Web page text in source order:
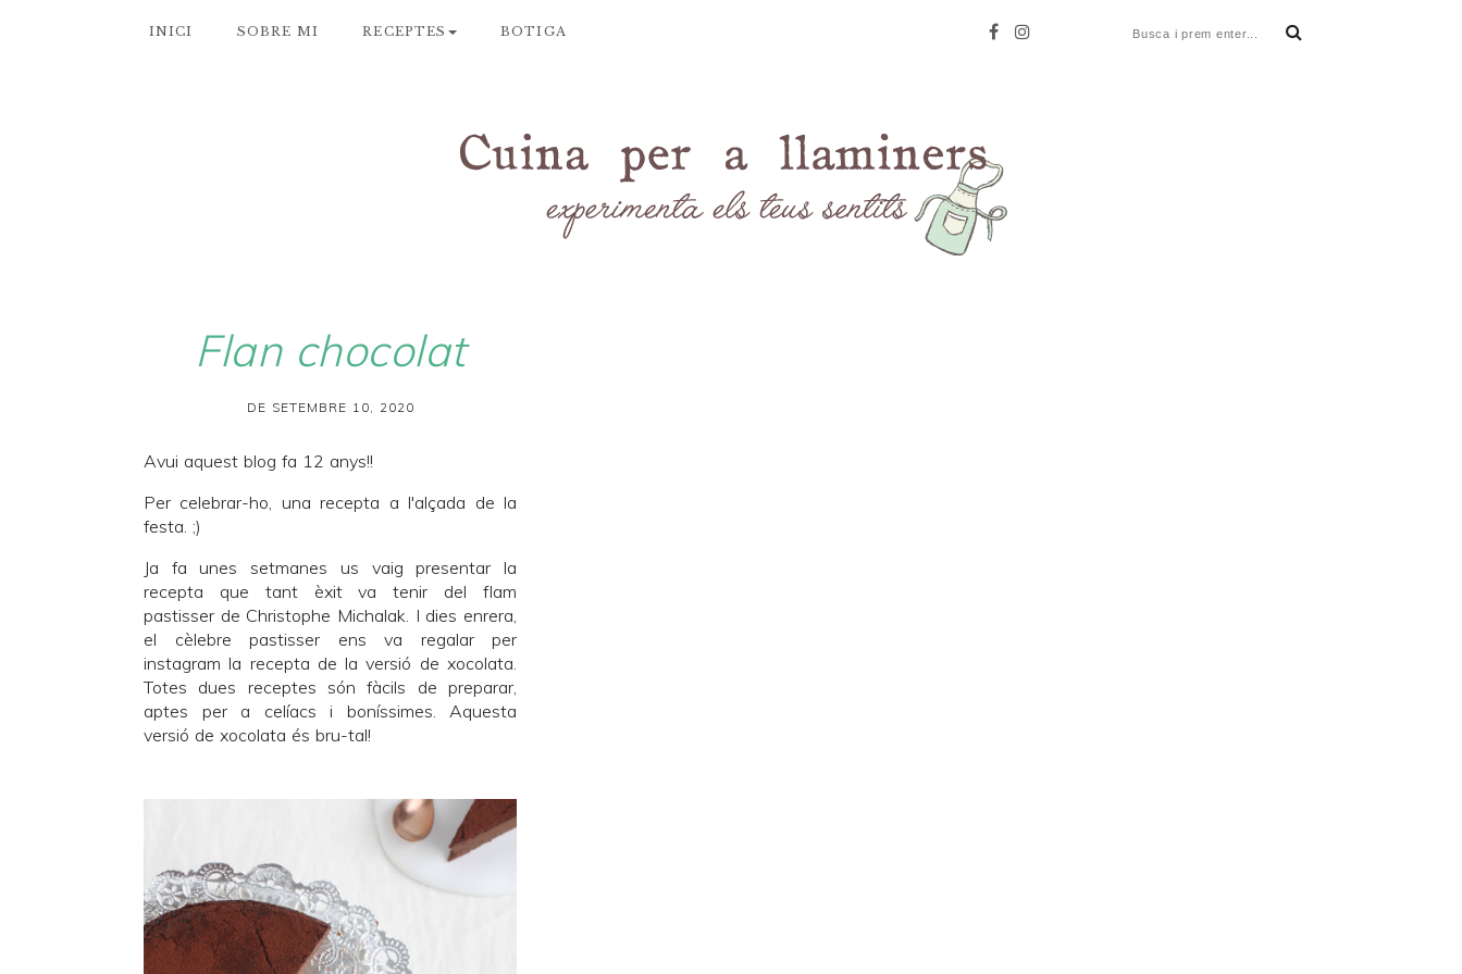
INICI SOBRE MI RECEPTES BOTIGA
Flan chocolat
DE SETEMBRE 10, 2020
Avui aquest blog fa 12 anys!!
Per celebrar-ho, una recepta a l'alçada de la
festa. ;)
Ja fa unes setmanes us vaig presentar la
recepta que tant èxit va tenir del flam
pastisser de Christophe Michalak. I dies enrera,
el cèlebre pastisser ens va regalar per
instagram la recepta de la versió de xocolata.
Totes dues receptes són fàcils de preparar,
aptes per a celíacs i boníssimes. Aquesta
versió de xocolata és bru-tal!